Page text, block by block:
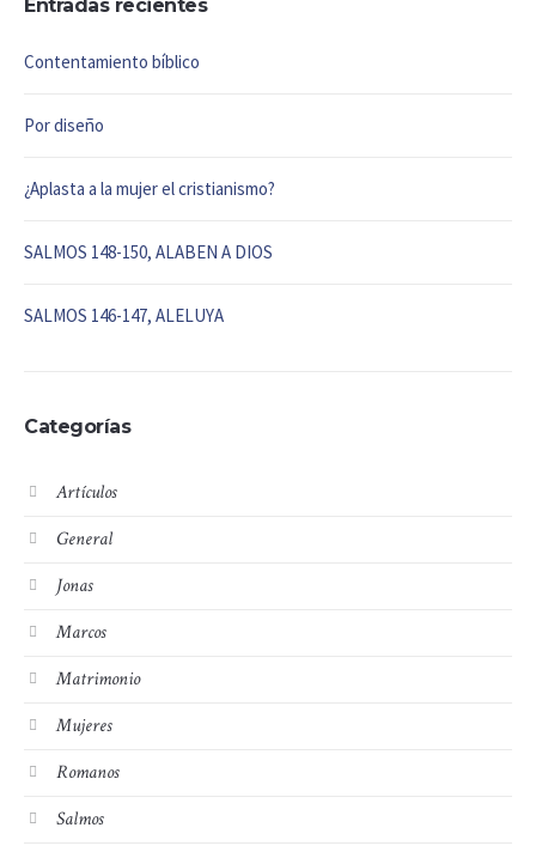
Entradas recientes
Contentamiento bíblico
Por diseño
¿Aplasta a la mujer el cristianismo?
SALMOS 148-150, ALABEN A DIOS
SALMOS 146-147, ALELUYA
Categorías
Artículos
General
Jonas
Marcos
Matrimonio
Mujeres
Romanos
Salmos